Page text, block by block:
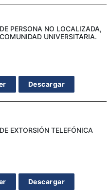
PERSONA NO LOCALIZADA,
UNIVERSITARIA.
Descargar
EXTORSIÓN TELEFÓNICA
Descargar